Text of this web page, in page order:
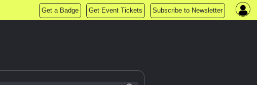
Get a Badge Get Event Tickets Subscribe to Newsletter